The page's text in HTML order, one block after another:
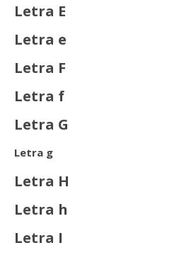
Letra E
Letra e
Letra F
Letra f
Letra G
Letra g
Letra H
Letra h
Letra I